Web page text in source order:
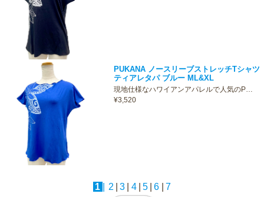
PUKANA ノースリーブストレッチTシャツ
ティアレタパ ブルー ML&XL
現地仕様なハワイアンアパレルで人気のP…
¥3,520
1 2 3 4 5 6 7